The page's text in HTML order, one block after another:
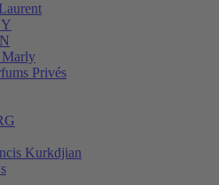
Marly
Privés
Kurkdjian